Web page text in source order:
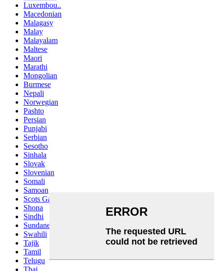
Luxembou..
Macedonian
Malagasy
Malay
Malayalam
Maltese
Maori
Marathi
Mongolian
Burmese
Nepali
Norwegian
Pashto
Persian
Punjabi
Serbian
Sesotho
Sinhala
Slovak
Slovenian
Somali
Samoan
Scots Gaelic
Shona
Sindhi
Sundanese
Swahili
Tajik
Tamil
Telugu